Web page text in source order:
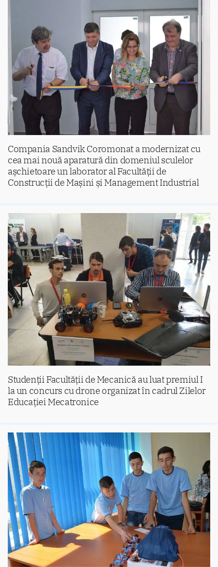
Compania Sandvik Coromonat a modernizat cu
cea mai nouă aparatură din domeniul sculelor
așchietoare un laborator al Facultății de
Construcții de Mașini și Management Industrial
Studenții Facultății de Mecanică au luat premiul I
la un concurs cu drone organizat în cadrul Zilelor
Educației Mecatronice